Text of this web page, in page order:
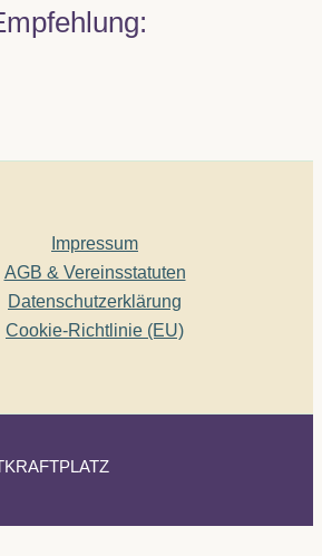
Impressum
AGB & Vereinsstatuten
Datenschutzerklärung
Cookie-Richtlinie (EU)